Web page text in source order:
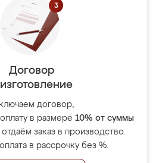
Договор
договор,
в размере 10% от суммы
заказ в производство.
в рассрочку без %.